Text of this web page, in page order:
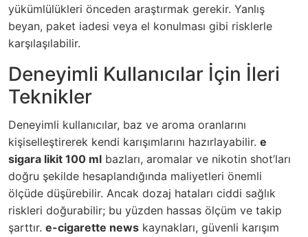
yükümlülükleri önceden araştırmak gerekir. Yanlış
beyan, paket iadesi veya el konulması gibi risklerle
karşılaşılabilir.
Deneyimli Kullanıcılar İçin İleri
Teknikler
Deneyimli kullanıcılar, baz ve aroma oranlarını
kişiselleştirerek kendi karışımlarını hazırlayabilir. e
sigara likit 100 ml bazları, aromalar ve nikotin shot’ları
doğru şekilde hesaplandığında maliyetleri önemli
ölçüde düşürebilir. Ancak dozaj hataları ciddi sağlık
riskleri doğurabilir; bu yüzden hassas ölçüm ve takip
şarttır. e-cigarette news kaynakları, güvenli karışım